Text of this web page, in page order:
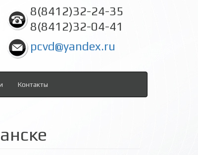
8(8412)32-24-35
8(8412)32-04-41
pcvd@yandex.ru
Контакты